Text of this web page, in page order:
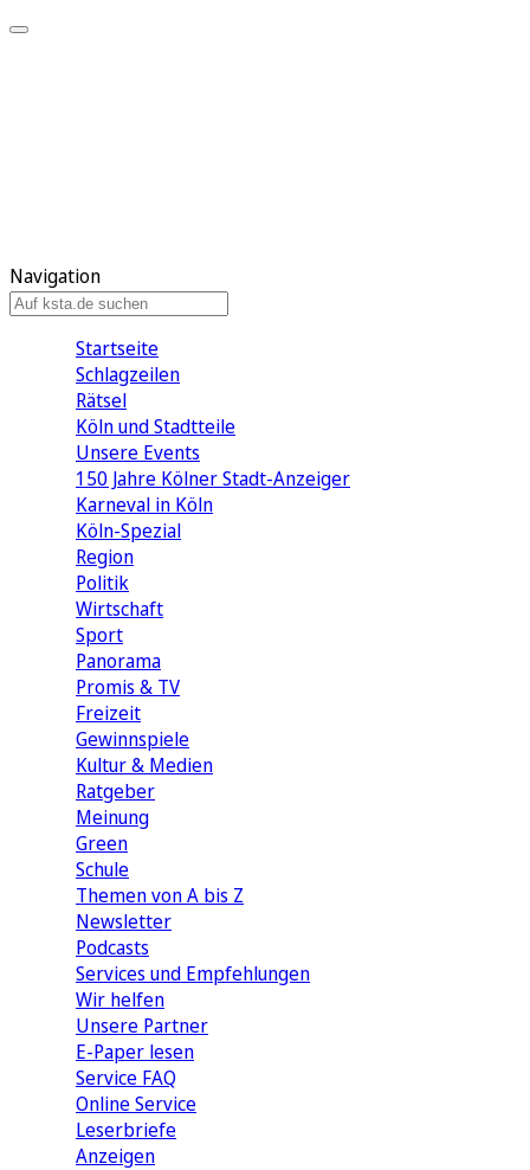
Navigation
Startseite
Schlagzeilen
Rätsel
Köln und Stadtteile
Unsere Events
150 Jahre Kölner Stadt-Anzeiger
Karneval in Köln
Köln-Spezial
Region
Politik
Wirtschaft
Sport
Panorama
Promis & TV
Freizeit
Gewinnspiele
Kultur & Medien
Ratgeber
Meinung
Green
Schule
Themen von A bis Z
Newsletter
Podcasts
Services und Empfehlungen
Wir helfen
Unsere Partner
E-Paper lesen
Service FAQ
Online Service
Leserbriefe
Anzeigen